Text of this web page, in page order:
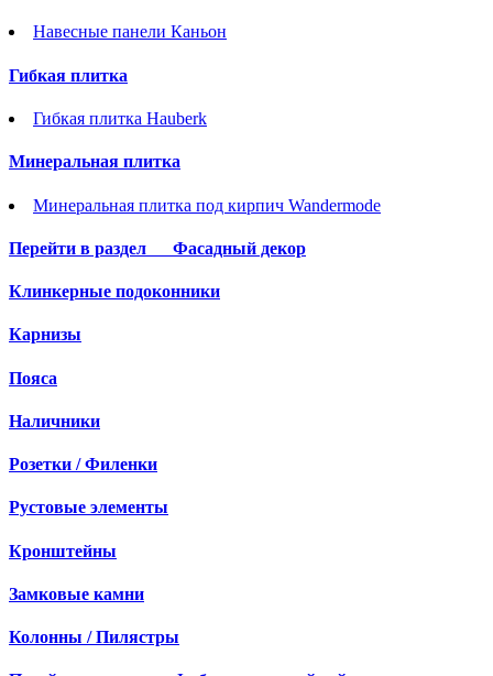
Навесные панели Каньон
Гибкая плитка
Гибкая плитка Hauberk
Минеральная плитка
Минеральная плитка под кирпич Wandermode
Перейти в раздел Фасадный декор
Клинкерные подоконники
Карнизы
Пояса
Наличники
Розетки / Филенки
Рустовые элементы
Кронштейны
Замковые камни
Колонны / Пилястры